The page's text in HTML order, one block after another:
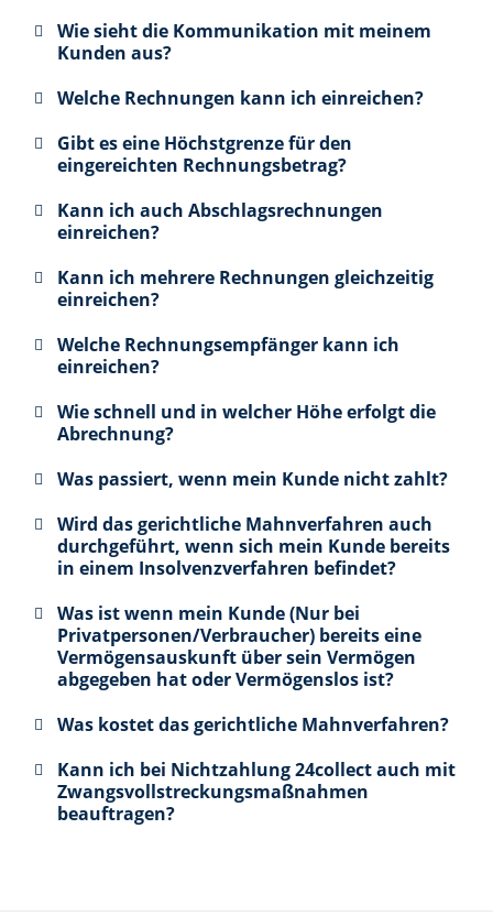
Wie sieht die Kommunikation mit meinem
Kunden aus?
Welche Rechnungen kann ich einreichen?
Gibt es eine Höchstgrenze für den
eingereichten Rechnungsbetrag?
Kann ich auch Abschlagsrechnungen
einreichen?
Kann ich mehrere Rechnungen gleichzeitig
einreichen?
Welche Rechnungsempfänger kann ich
einreichen?
Wie schnell und in welcher Höhe erfolgt die
Abrechnung?
Was passiert, wenn mein Kunde nicht zahlt?
Wird das gerichtliche Mahnverfahren auch
durchgeführt, wenn sich mein Kunde bereits
in einem Insolvenzverfahren befindet?
Was ist wenn mein Kunde (Nur bei
Privatpersonen/Verbraucher) bereits eine
Vermögensauskunft über sein Vermögen
abgegeben hat oder Vermögenslos ist?
Was kostet das gerichtliche Mahnverfahren?
Kann ich bei Nichtzahlung 24collect auch mit
Zwangsvollstreckungsmaßnahmen
beauftragen?